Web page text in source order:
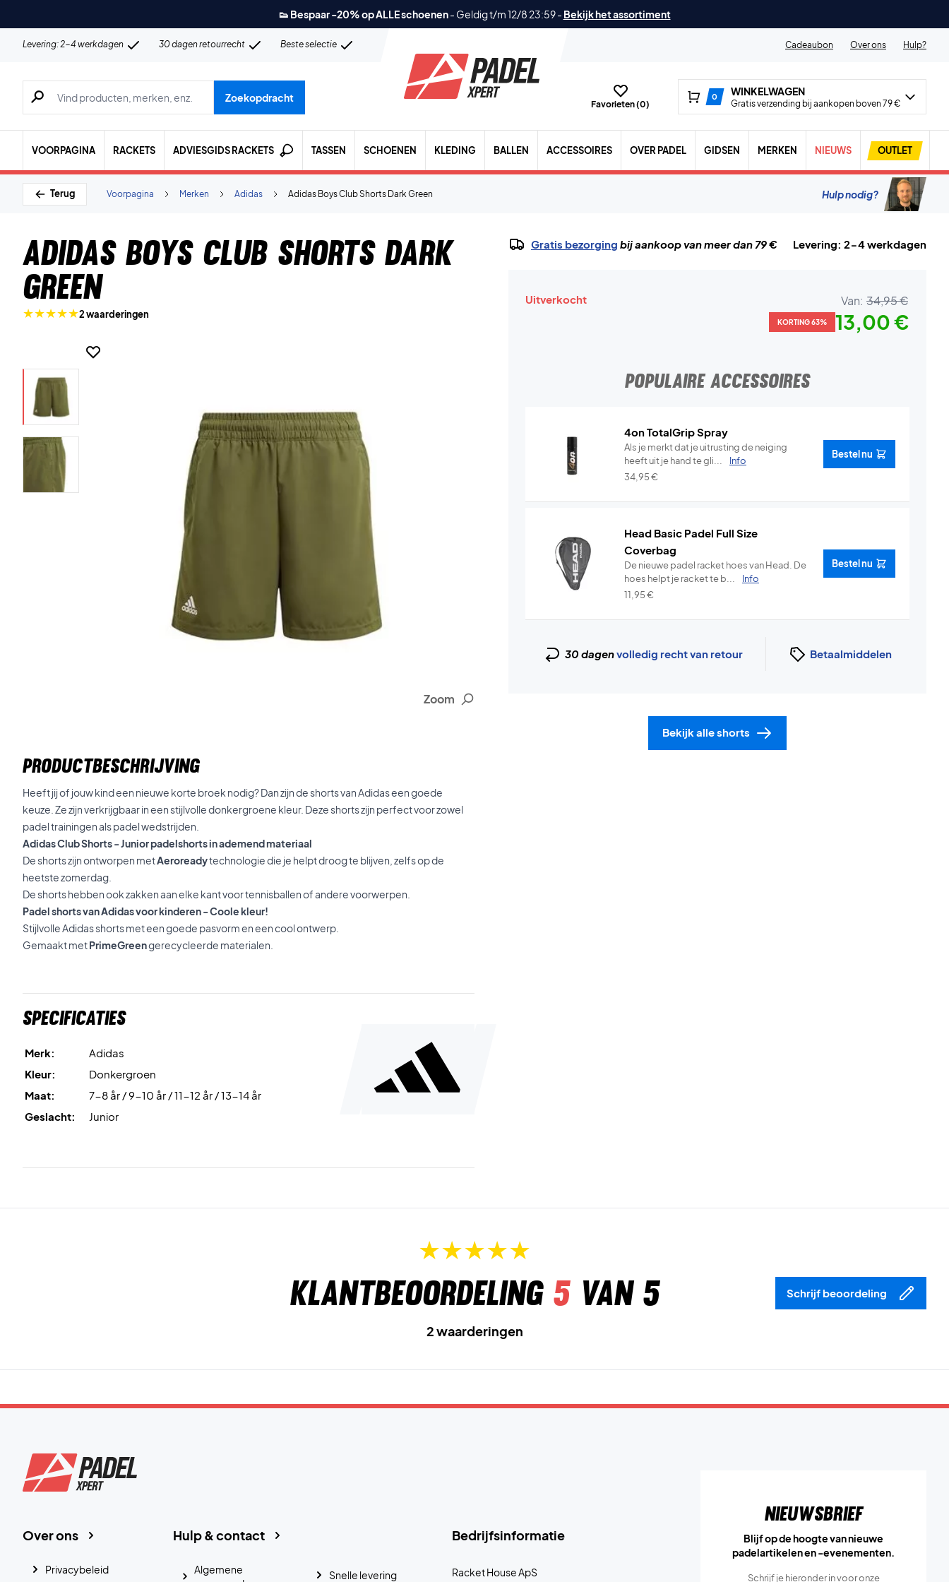
👟 Bespaar -20% op ALLE schoenen- Geldig t/m 12/8 23:59- Bekijk het assortiment
Levering: 2-4 werkdagen 30 dagen retourrecht Beste selectie Cadeaubon Over ons Hulp?
Zoeken naar producten, merken etc.
Zoekopdracht
Favorieten (0)
0 WINKELWAGEN
Gratis verzending bij aankopen boven 79 €
VOORPAGINA RACKETS ADVIESGIDS RACKETS TASSEN SCHOENEN KLEDING BALLEN ACCESSOIRES OVER PADEL GIDSEN MERKEN NIEUWS OUTLET
Terug Adidas Boys Club Shorts Dark Green
Adidas
Merken
Voorpagina Hulp nodig?
Adidas Boys Club Shorts Dark
Green
2 waarderingen
Zoom
PRODUCTBESCHRIJVING
Heeft jij of jouw kind een nieuwe korte broek nodig? Dan zijn de shorts van Adidas een goede
keuze. Ze zijn verkrijgbaar in een stijlvolle donkergroene kleur. Deze shorts zijn perfect voor zowel
padel trainingen als padel wedstrijden.
Adidas Club Shorts - Junior padelshorts in ademend materiaal
De shorts zijn ontworpen metAeroreadytechnologie die je helpt droog te blijven, zelfs op de
heetste zomerdag.
De shorts hebben ook zakken aan elke kant voor tennisballen of andere voorwerpen.
Padel shorts van Adidas voor kinderen - Coole kleur!
Stijlvolle Adidas shorts met een goede pasvorm en een cool ontwerp.
Gemaakt metPrimeGreengerecycleerde materialen.
Specificaties
Merk:
Adidas
Kleur:
Donkergroen
Maat:
7-8 år / 9-10 år / 11-12 år / 13-14 år
Geslacht:
Junior
Gratis bezorging bij aankoop van meer dan 79 € Levering: 2-4 werkdagen
Uitverkocht Van: 34,95 €
KORTING 63% 13,00 €
POPULAIRE ACCESSOIRES
4on TotalGrip Spray
Als je merkt dat je uitrusting de neiging
heeft uit je hand te gli...
Info
34,95€
Bestel nu
Head Basic Padel Full Size
Coverbag
De nieuwe padel racket hoes van Head. De
hoes helpt je racket te b...
Info
11,95€
Bestel nu
30 dagenvolledig recht van retour Betaalmiddelen
Bekijk alle shorts
Klantbeoordeling 5van 5 Schrijf beoordeling
2 waarderingen
Bedrijfsinformatie
Racket House ApS
Hulp & contact
Algemene
Snelle levering
Over ons
Privacybeleid
Nieuwsbrief
Blijf op de hoogte van nieuwe
padelartikelen en -evenementen.
Schrijf je hieronder in voor onze